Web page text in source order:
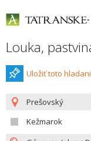
Louka,
Uložiť toto
Prešovský
Kežmarok